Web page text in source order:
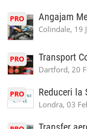
PRO Angajam
Colindale, 19
PRO Transport
Dartford, 20
PRO Reduceri la
Londra, 03